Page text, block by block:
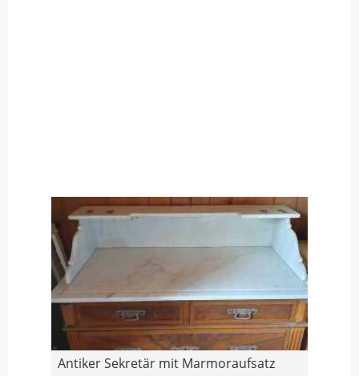
Antiker Sekretär mit Marmoraufsatz